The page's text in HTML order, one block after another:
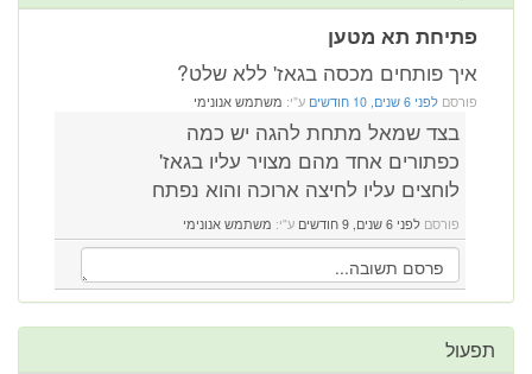
פתיחת תא מטען
איך פותחים מכסה בגאז' ללא שלט?
פורסם לפני 6 שנים, 10 חודשים ע"י: משתמש אנונימי
בצד שמאל מתחת להגה יש כמה
כפתורים אחד מהם מצויר עליו בגאז'
לוחצים עליו לחיצה ארוכה והוא נפתח
פורסם לפני 6 שנים, 9 חודשים ע"י: משתמש אנונימי
תפעול